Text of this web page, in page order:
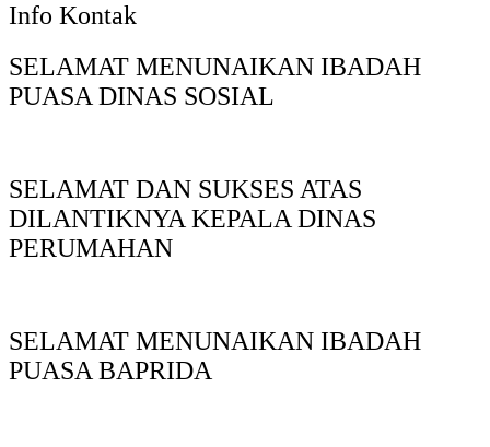
Info Kontak
SELAMAT MENUNAIKAN IBADAH
PUASA DINAS SOSIAL
SELAMAT DAN SUKSES ATAS
DILANTIKNYA KEPALA DINAS
PERUMAHAN
SELAMAT MENUNAIKAN IBADAH
PUASA BAPRIDA